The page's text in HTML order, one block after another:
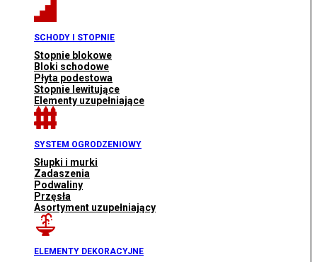
SCHODY I STOPNIE
Stopnie blokowe
Bloki schodowe
Płyta podestowa
Stopnie lewitujące
Elementy uzupełniające
SYSTEM OGRODZENIOWY
Słupki i murki
Zadaszenia
Podwaliny
Przęsła
Asortyment uzupełniający
ELEMENTY DEKORACYJNE